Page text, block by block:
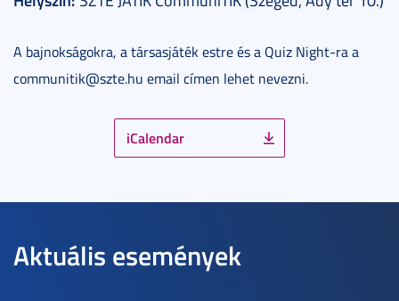
A bajnokságokra, a társasjáték estre és a Quiz Night-ra a
communitik@szte.hu email címen lehet nevezni.
iCalendar
Aktuális események